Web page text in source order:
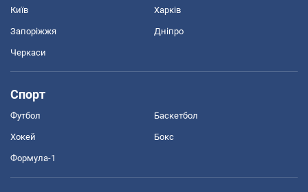
Київ Харків
Запоріжжя Дніпро
Черкаси
Спорт
Футбол Баскетбол
Хокей Бокс
Формула-1